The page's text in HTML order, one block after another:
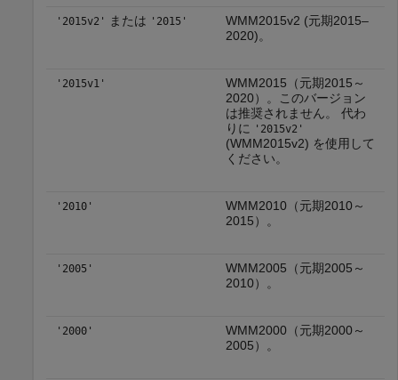
'2015v2' または '2015'
WMM2015v2 (元期2015–
2020)。
'2015v1'
WMM2015（元期2015～
2020）。このバージョン
は推奨されません。 代わ
りに
'2015v2'
(WMM2015v2) を使用して
ください。
'2010'
WMM2010（元期2010～
2015）。
'2005'
WMM2005（元期2005～
2010）。
'2000'
WMM2000（元期2000～
2005）。